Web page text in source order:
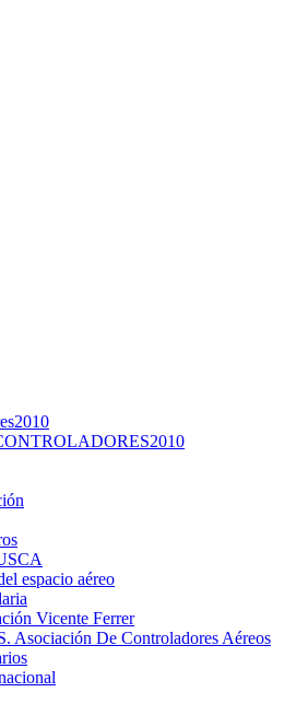
espacio aéreo
Vicente Ferrer
Asociación De Controladores Aéreos